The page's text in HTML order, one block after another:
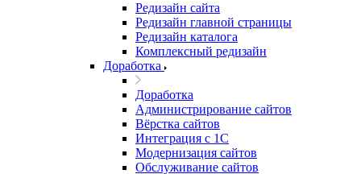
Редизайн сайта
Редизайн главной страницы
Редизайн каталога
Комплексный редизайн
Доработка
Доработка
Администрирование сайтов
Вёрстка сайтов
Интеграция с 1С
Модернизация сайтов
Обслуживание сайтов